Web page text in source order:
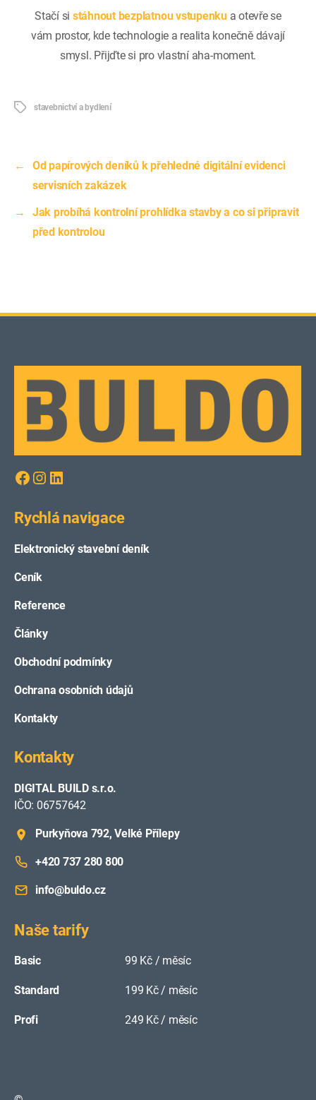
Stačí si stáhnout bezplatnou vstupenkua otevře se
vám prostor, kde technologie a realita konečně dávají
smysl. Přijďte si pro vlastní aha-moment.
Štítky stavebnictví a bydlení
←
Od papírových deníků k přehledné digitální evidenci
servisních zakázek
→
Jak probíhá kontrolní prohlídka stavby a co si připravit
před kontrolou
Facebook
Instagram
LinkedIn
Rychlá navigace
Elektronický stavební deník
Ceník
Reference
Články
Obchodní podmínky
Ochrana osobních údajů
Kontakty
Kontakty
DIGITAL BUILD s.r.o.
IČO: 06757642
Purkyňova 792, Velké Přílepy
+420 737 280 800
info@buldo.cz
Naše tarify
Basic 99 Kč / měsíc
Standard 199 Kč / měsíc
Profi 249 Kč / měsíc